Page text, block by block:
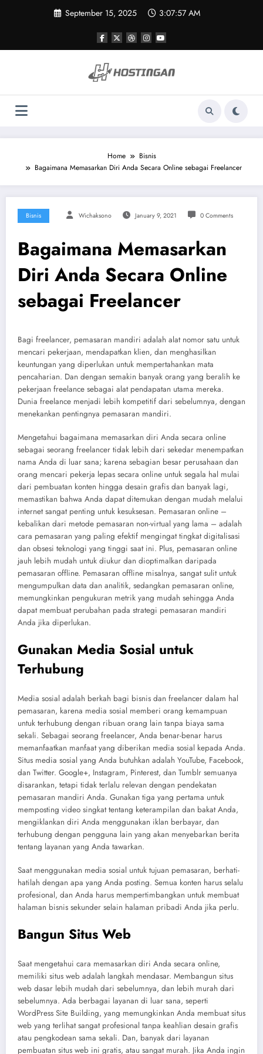
September 15, 2025 3:07:57 AM
Home
Bisnis
Bagaimana Memasarkan Diri Anda Secara Online sebagai Freelancer
Bisnis Wichaksono January 9, 2021 0 Comments
Bagaimana Memasarkan
Diri Anda Secara Online
sebagai Freelancer
Bagi freelancer, pemasaran mandiri adalah alat nomor satu untuk
mencari pekerjaan, mendapatkan klien, dan menghasilkan
keuntungan yang diperlukan untuk mempertahankan mata
pencaharian. Dan dengan semakin banyak orang yang beralih ke
pekerjaan freelance sebagai alat pendapatan utama mereka.
Dunia freelance menjadi lebih kompetitif dari sebelumnya, dengan
menekankan pentingnya pemasaran mandiri.
Mengetahui bagaimana memasarkan diri Anda secara online
sebagai seorang freelancer tidak lebih dari sekedar menempatkan
nama Anda di luar sana; karena sebagian besar perusahaan dan
orang mencari pekerja lepas secara online untuk segala hal mulai
dari pembuatan konten hingga desain grafis dan banyak lagi,
memastikan bahwa Anda dapat ditemukan dengan mudah melalui
internet sangat penting untuk kesuksesan. Pemasaran online –
kebalikan dari metode pemasaran non-virtual yang lama – adalah
cara pemasaran yang paling efektif mengingat tingkat digitalisasi
dan obsesi teknologi yang tinggi saat ini. Plus, pemasaran online
jauh lebih mudah untuk diukur dan dioptimalkan daripada
pemasaran offline. Pemasaran offline misalnya, sangat sulit untuk
mengumpulkan data dan analitik, sedangkan pemasaran online,
memungkinkan pengukuran metrik yang mudah sehingga Anda
dapat membuat perubahan pada strategi pemasaran mandiri
Anda jika diperlukan.
Gunakan Media Sosial untuk
Terhubung
Media sosial adalah berkah bagi bisnis dan freelancer dalam hal
pemasaran, karena media sosial memberi orang kemampuan
untuk terhubung dengan ribuan orang lain tanpa biaya sama
sekali. Sebagai seorang freelancer, Anda benar-benar harus
memanfaatkan manfaat yang diberikan media sosial kepada Anda.
Situs media sosial yang Anda butuhkan adalah YouTube, Facebook,
dan Twitter. Google+, Instagram, Pinterest, dan Tumblr semuanya
disarankan, tetapi tidak terlalu relevan dengan pendekatan
pemasaran mandiri Anda. Gunakan tiga yang pertama untuk
memposting video singkat tentang keterampilan dan bakat Anda,
mengiklankan diri Anda menggunakan iklan berbayar, dan
terhubung dengan pengguna lain yang akan menyebarkan berita
tentang layanan yang Anda tawarkan.
Saat menggunakan media sosial untuk tujuan pemasaran, berhati-
hatilah dengan apa yang Anda posting. Semua konten harus selalu
profesional, dan Anda harus mempertimbangkan untuk membuat
halaman bisnis sekunder selain halaman pribadi Anda jika perlu.
Bangun Situs Web
Saat mengetahui cara memasarkan diri Anda secara online,
memiliki situs web adalah langkah mendasar. Membangun situs
web dasar lebih mudah dari sebelumnya, dan lebih murah dari
sebelumnya. Ada berbagai layanan di luar sana, seperti
WordPress Site Building, yang memungkinkan Anda membuat situs
web yang terlihat sangat profesional tanpa keahlian desain grafis
atau pengkodean sama sekali. Dan, banyak dari layanan
pembuatan situs web ini gratis, atau sangat murah. Jika Anda ingin